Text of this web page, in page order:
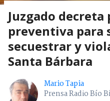
Juzgado
preventiva para
secuestrar y
Santa Bárbara
Mario Tapia
Prensa Radio Bío